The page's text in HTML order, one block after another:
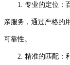
1. 专业的定位：
亲服务，通过严格的
可靠性。
2. 精准的匹配：利